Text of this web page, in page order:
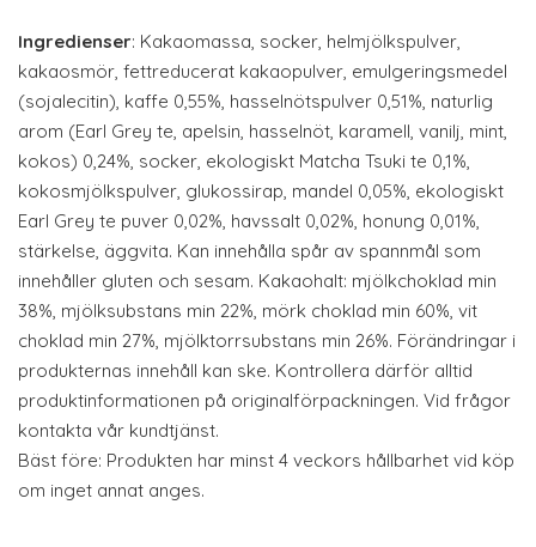
Ingredienser: Kakaomassa, socker, helmjölkspulver,
kakaosmör, fettreducerat kakaopulver, emulgeringsmedel
(sojalecitin), kaffe 0,55%, hasselnötspulver 0,51%, naturlig
arom (Earl Grey te, apelsin, hasselnöt, karamell, vanilj, mint,
kokos) 0,24%, socker, ekologiskt Matcha Tsuki te 0,1%,
kokosmjölkspulver, glukossirap, mandel 0,05%, ekologiskt
Earl Grey te puver 0,02%, havssalt 0,02%, honung 0,01%,
stärkelse, äggvita. Kan innehålla spår av spannmål som
innehåller gluten och sesam. Kakaohalt: mjölkchoklad min
38%, mjölksubstans min 22%, mörk choklad min 60%, vit
choklad min 27%, mjölktorrsubstans min 26%. Förändringar i
produkternas innehåll kan ske. Kontrollera därför alltid
produktinformationen på originalförpackningen. Vid frågor
kontakta vår kundtjänst.
Bäst före: Produkten har minst 4 veckors hållbarhet vid köp
om inget annat anges.